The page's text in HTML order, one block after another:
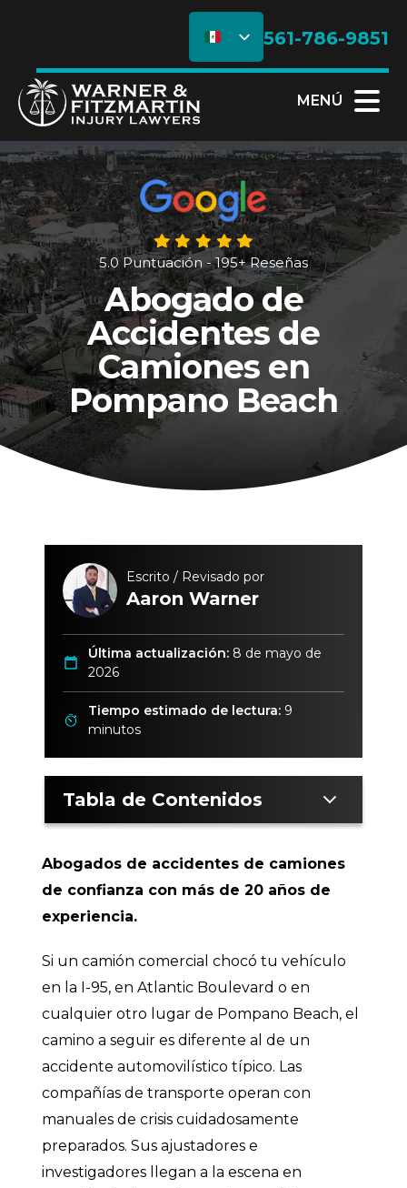
561-786-9851
MENÚ
5.0 Puntuación - 195+ Reseñas
Abogado de
Accidentes de
Camiones en
Pompano Beach
Escrito / Revisado por
Aaron Warner
Última actualización: 8 de mayo de
2026
Tiempo estimado de lectura: 9
minutos
Tabla de Contenidos
Abogado de Accidentes de Camiones
Pompano Beach, FL
Tipos de Casos de Accidentes de
¿Por qué elegir a Warner & Fitzmartin
Abogados de Lesiones Personales
para Accidentes de Camiones en
Pompano Beach, FL?
Entendiendo los casos de accidentes
de camiones
Recursos Legales en Florida para
Accidentes de Camiones
Abogados de accidentes de camiones
de confianza con más de 20 años de
experiencia.
Si un camión comercial chocó tu vehículo
en la I-95, en Atlantic Boulevard o en
cualquier otro lugar de Pompano Beach, el
camino a seguir es diferente al de un
accidente automovilístico típico. Las
compañías de transporte operan con
manuales de crisis cuidadosamente
preparados. Sus ajustadores e
investigadores llegan a la escena en